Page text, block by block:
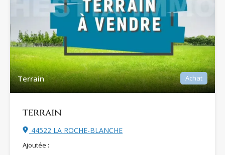
Terrain Achat
terrain
44522 LA ROCHE-BLANCHE
Ajoutée :